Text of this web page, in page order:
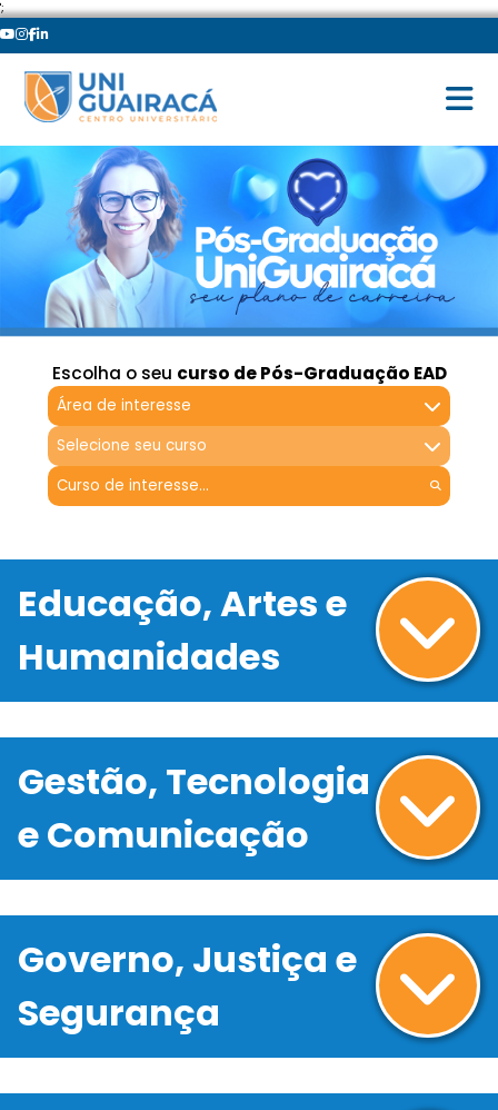
';
Escolha o seu curso de Pós-Graduação EAD
Área de interesse
Selecione seu curso
Educação, Artes e
Humanidades
Gestão, Tecnologia
e Comunicação
Governo, Justiça e
Segurança